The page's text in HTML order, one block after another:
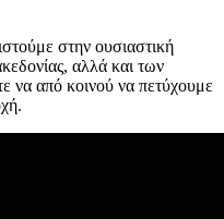
στην ουσιαστική
αλλά και των
να από κοινού να πετύχουμε